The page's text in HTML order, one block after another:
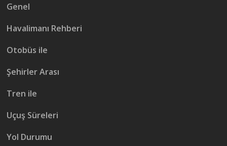
Genel
Havalimanı Rehberi
Otobüs ile
Şehirler Arası
Tren ile
Uçuş Süreleri
Yol Durumu